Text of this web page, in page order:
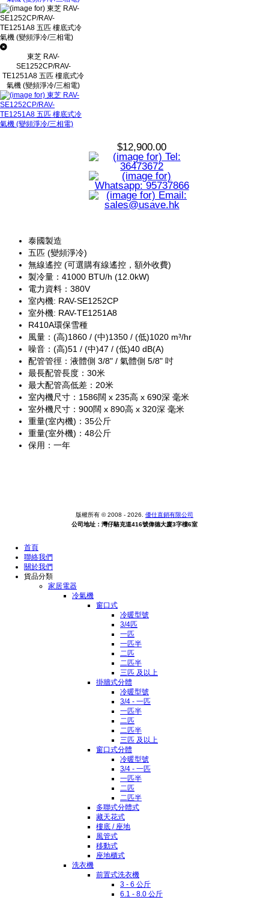
東芝 RAV-
SE1252CP/RAV-
TE1251A8 五匹 樓底式冷
氣機 (變頻淨冷/三相電)
$12,900.00
泰國製造
五匹 (變頻淨冷)
無線遙控 (可選購有線遙控，額外收費)
製冷量：41000 BTU/h (12.0kW)
電力資料：380V
室內機: RAV-SE1252CP
室外機: RAV-TE1251A8
R410A環保雪種
風量：(高)1860 / (中)1350 / (低)1020 m³/hr
噪音：(高)51 / (中)47 / (低)40 dB(A)
配管管徑：液體側 3/8" / 氣體側 5/8" 吋
最長配管長度：30米
最大配管高低差：20米
室內機尺寸：1586闊 x 235高 x 690深 毫米
室外機尺寸：900闊 x 890高 x 320深 毫米
重量(室內機)：35公斤
重量(室外機)：48公斤
保用：一年
版權所有 © 2008 - 2026. 優仕直銷有限公司
公司地址：灣仔駱克道416號偉德大廈3字樓6室
首頁
聯絡我們
關於我們
貨品分類
家居電器
冷氣機
窗口式
冷暖型號
3/4匹
一匹
一匹半
二匹
二匹半
三匹 及以上
掛牆式分體
冷暖型號
3/4 - 一匹
一匹半
二匹
二匹半
三匹 及以上
窗口式分體
冷暖型號
3/4 - 一匹
一匹半
二匹
二匹半
多聯式分體式
藏天花式
樓底 / 座地
風管式
移動式
座地櫃式
洗衣機
前置式洗衣機
3 - 6 公斤
6.1 - 8.0 公斤